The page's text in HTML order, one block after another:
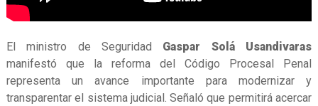
El ministro de Seguridad Gaspar Solá Usandivaras
manifestó que la reforma del Código Procesal Penal
representa un avance importante para modernizar y
transparentar el sistema judicial. Señaló que permitirá acercar